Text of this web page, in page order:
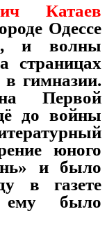
Катаев
Одессе
и волны
страницах
в гимназии.
Первой
до войны
юного
и было
в газете
ему было